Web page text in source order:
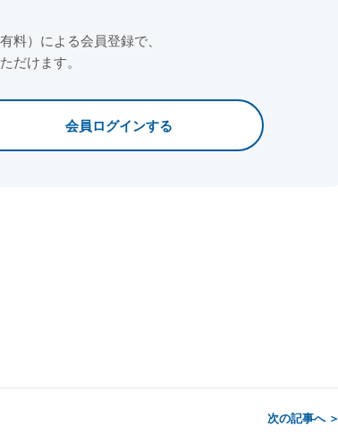
料）による会員登録で、
だけます。
会員ログインする
次の記事へ ＞